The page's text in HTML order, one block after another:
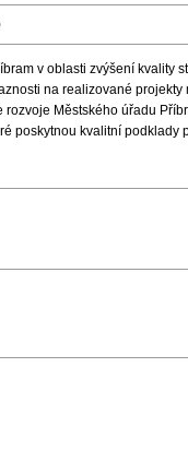
v oblasti zvýšení kvality
na realizované
rozvoje Městského úřadu
poskytnou kvalitní podklady